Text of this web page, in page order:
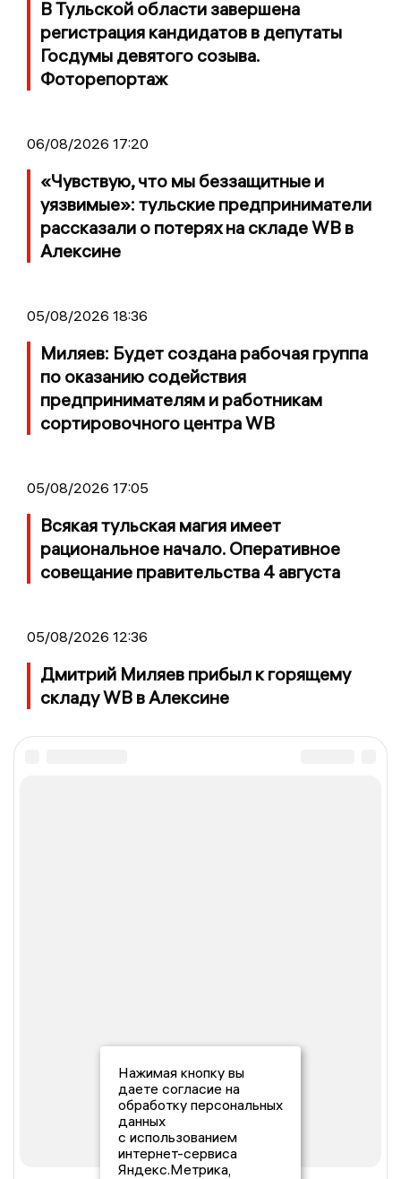
В Тульской области завершена
регистрация кандидатов в депутаты
Госдумы девятого созыва.
Фоторепортаж
06/08/2026 17:20
«Чувствую, что мы беззащитные и
уязвимые»: тульские предприниматели
рассказали о потерях на складе WB в
Алексине
05/08/2026 18:36
Миляев: Будет создана рабочая группа
по оказанию содействия
предпринимателям и работникам
сортировочного центра WB
05/08/2026 17:05
Всякая тульская магия имеет
рациональное начало. Оперативное
совещание правительства 4 августа
05/08/2026 12:36
Дмитрий Миляев прибыл к горящему
складу WB в Алексине
Нажимая кнопку вы
даете согласие на
обработку персональных
данных
с использованием
интернет-сервиса
Яндекс.Метрика,